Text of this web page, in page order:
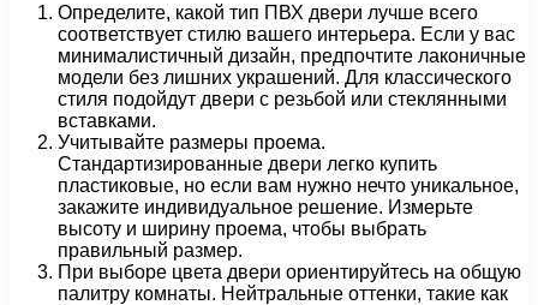
Определите, какой тип ПВХ двери лучше всего
соответствует стилю вашего интерьера. Если у вас
минималистичный дизайн, предпочтите лаконичные
модели без лишних украшений. Для классического
стиля подойдут двери с резьбой или стеклянными
вставками.
Учитывайте размеры проема.
Стандартизированные двери легко купить
пластиковые, но если вам нужно нечто уникальное,
закажите индивидуальное решение. Измерьте
высоту и ширину проема, чтобы выбрать
правильный размер.
При выборе цвета двери ориентируйтесь на общую
палитру комнаты. Нейтральные оттенки, такие как